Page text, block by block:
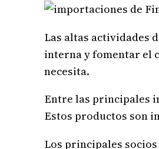
Las altas actividades
interna y fomentar el
necesita.
Entre las principales
Estos productos son
Los principales